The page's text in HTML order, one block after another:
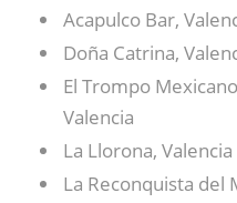
Acapulco Bar,
Doña Catrina,
El Trompo
Valencia
La Llorona, Valencia
La Reconquista del